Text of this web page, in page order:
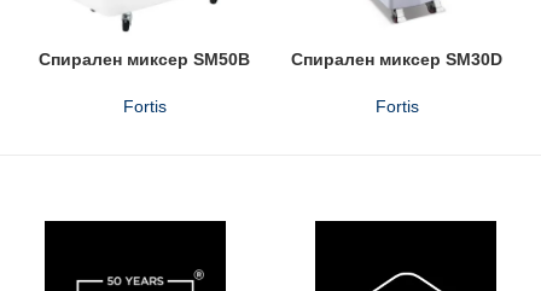
Спирален миксер SM50B
Fortis
Спирален миксер SM30D
Fortis